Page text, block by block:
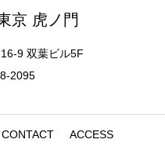
京 虎ノ門
9 双葉ビル5F
2095
CONTACT ACCESS